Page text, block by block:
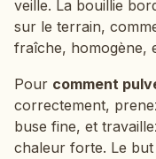
veille. La bouillie
sur le terrain,
fraîche, homogène,
Pour comment
correctement,
buse fine, et
chaleur forte. Le but